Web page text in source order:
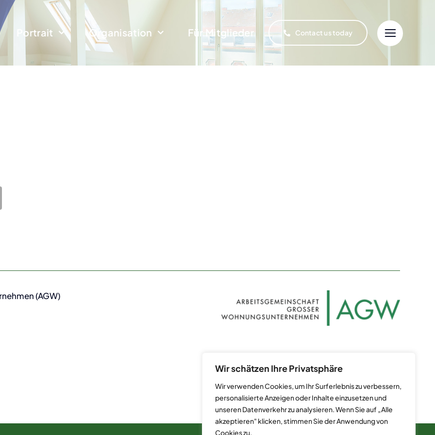
Wir schätzen Ihre Privatsphäre
Wir verwenden Cookies, um Ihr Surferlebnis zu verbessern,
personalisierte Anzeigen oder Inhalte einzusetzen und
unseren Datenverkehr zu analysieren. Wenn Sie auf „Alle
akzeptieren" klicken, stimmen Sie der Anwendung von
Cookies zu.
Portrait Organisation Für Mitglieder Contact us today
(AGW)